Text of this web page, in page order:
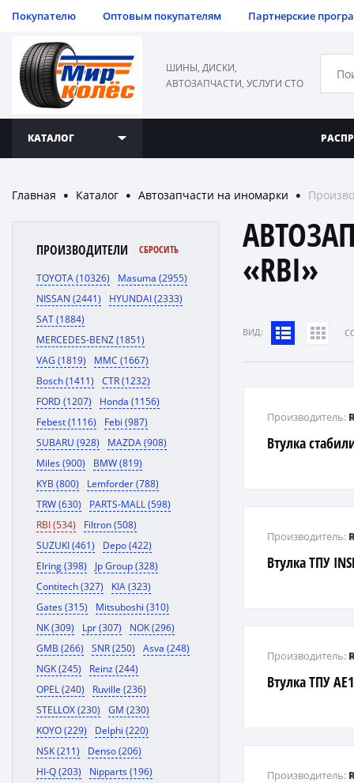
Покупателю Оптовым покупателям Партнерские
ШИНЫ, ДИСКИ,
АВТОЗАПЧАСТИ, УСЛУГИ СТО
КАТАЛОГ
Главная ● Каталог ● Автозапчасти на иномарки ●
ПРОИЗВОДИТЕЛИ СБРОСИТЬ
TOYOTA (10326)
Masuma (2955)
NISSAN (2441)
HYUNDAI (2333)
SAT (1884)
MERCEDES-BENZ (1851)
VAG (1819)
MMC (1667)
Bosch (1411)
CTR (1232)
FORD (1207)
Honda (1156)
Febest (1116)
Febi (987)
SUBARU (928)
MAZDA (908)
Miles (900)
BMW (819)
KYB (800)
Lemforder (788)
TRW (630)
PARTS-MALL (598)
RBI (534)
Filtron (508)
SUZUKI (461)
Depo (422)
Elring (398)
Jp Group (328)
Contitech (327)
KIA (323)
Gates (315)
Mitsuboshi (310)
NK (309)
Lpr (307)
NOK (296)
GMB (266)
SNR (250)
Asva (248)
NGK (245)
Reinz (244)
OPEL (240)
Ruville (236)
STELLOX (230)
GM (230)
KOYO (229)
Delphi (220)
NSK (211)
Denso (206)
HI-Q (203)
Nipparts (196)
«RBI»
ВИД:
Втулка
Производитель:
Втулка ТПУ
Производитель:
Втулка ТПУ
Производитель:
Производитель: